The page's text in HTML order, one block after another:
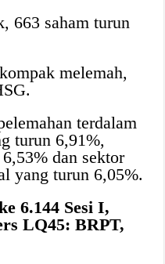
663 saham turun
melemah,
terdalam
turun 6,91%,
dan sektor
yang turun 6,05%.
6.144 Sesi I,
LQ45: BRPT,